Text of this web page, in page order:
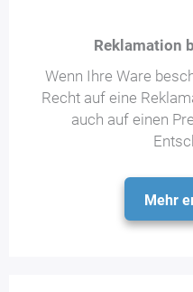
Reklamation
Wenn Ihre Ware
Recht auf eine
auch auf einen
Mehr